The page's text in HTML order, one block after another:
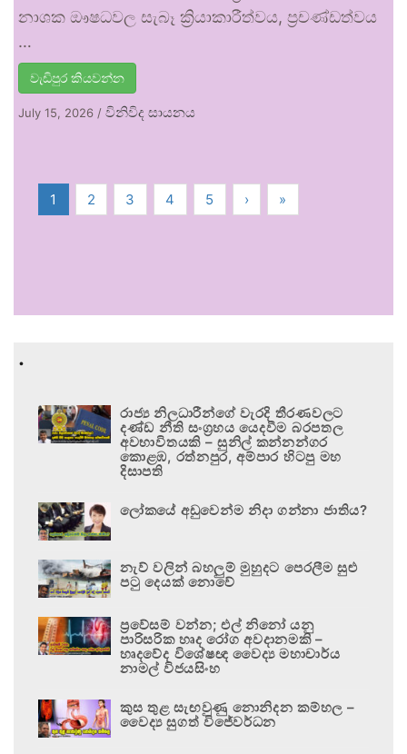
නාශක ඖෂධවල සැබෑ ක්‍රියාකාරීත්වය, ප්‍රචණ්ඩත්වය
…
වැඩිපුර කියවන්න
July 15, 2026 / විනිවිද සායනය
1 2 3 4 5 › »
.
රාජ්‍ය නිලධාරීන්ගේ වැරදි තීරණවලට
දණ්ඩ නීති සංග්‍රහය යෙදවීම බරපතල
අවභාවිතයකි – සුනිල් කන්නන්ගර
කොළඹ, රත්නපුර, අම්පාර හිටපු මහ
දිසාපති
ලෝකයේ අඩුවෙන්ම නිදා ගන්නා ජාතිය?
නැව් වලින් බහලුම් මුහුදට පෙරලීම සුළු
පටු දෙයක් නොවේ
ප්‍රවේසම් වන්න; එල් නිනෝ යනු
පාරිසරික හෘද රෝග අවදානමකි –
හෘදවේද විශේෂඥ වෛද්‍ය මහාචාර්ය
නාමල් විජයසිංහ
කුස තුළ සැඟවුණු නොනිදන කම්හල –
වෛද්‍ය සුගත් විජේවර්ධන